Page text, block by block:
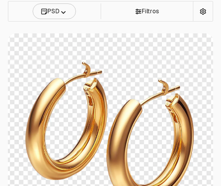
PSD Filtros